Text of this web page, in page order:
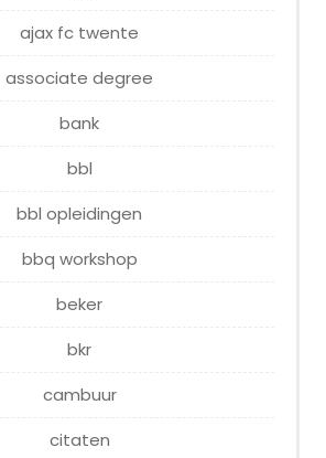
ajax fc twente
associate degree
bank
bbl
bbl opleidingen
bbq workshop
beker
bkr
cambuur
citaten